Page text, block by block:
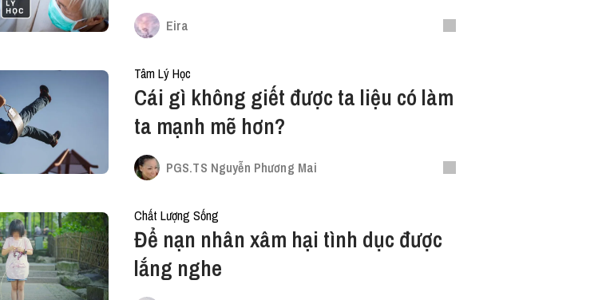
Eira
Tâm Lý Học
Cái gì không giết được ta liệu có làm
ta mạnh mẽ hơn?
PGS.TS Nguyễn Phương Mai
Chất Lượng Sống
Để nạn nhân xâm hại tình dục được
lắng nghe